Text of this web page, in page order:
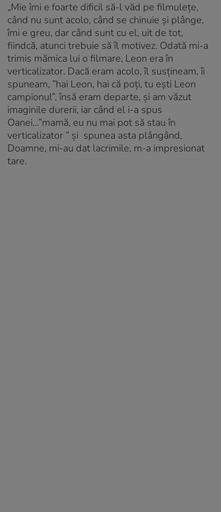
„Mie îmi e foarte dificil să-l văd pe filmulețe,
când nu sunt acolo, când se chinuie și plânge,
îmi e greu, dar când sunt cu el, uit de tot,
fiindcă, atunci trebuie să îl motivez. Odată mi-a
trimis mămica lui o filmare, Leon era în
verticalizator. Dacă eram acolo, îl susțineam, îi
spuneam, ”hai Leon, hai că poți, tu ești Leon
campionul”, însă eram departe, și am văzut
imaginile durerii, iar când el i-a spus
Oanei…”mamă, eu nu mai pot să stau în
verticalizator ” și spunea asta plângând,
Doamne, mi-au dat lacrimile, m-a impresionat
tare.